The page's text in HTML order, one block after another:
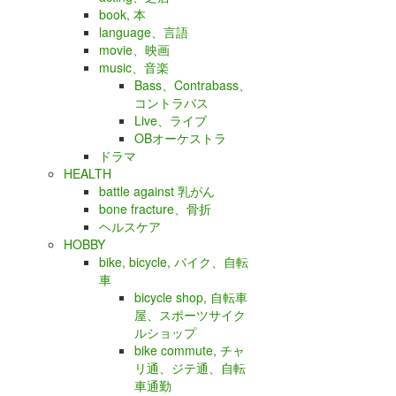
book, 本
language、言語
movie、映画
music、音楽
Bass、Contrabass、
コントラバス
Live、ライブ
OBオーケストラ
ドラマ
HEALTH
battle against 乳がん
bone fracture、骨折
ヘルスケア
HOBBY
bike, bicycle, バイク、自転
車
bicycle shop, 自転車
屋、スポーツサイク
ルショップ
bike commute, チャ
リ通、ジテ通、自転
車通勤